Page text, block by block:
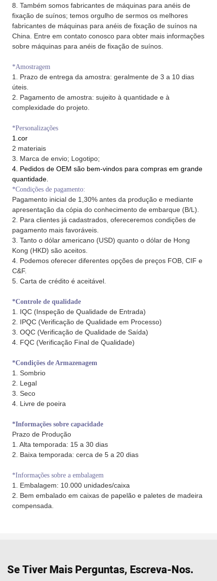
8. Também somos fabricantes de máquinas para anéis de
fixação de suínos; temos orgulho de sermos os melhores
fabricantes de máquinas para anéis de fixação de suínos na
China. Entre em contato conosco para obter mais informações
sobre máquinas para anéis de fixação de suínos.
*Amostragem
1. Prazo de entrega da amostra: geralmente de 3 a 10 dias
úteis.
2. Pagamento de amostra: sujeito à quantidade e à
complexidade do projeto.
*Personalizações
1.cor
2 materiais
3. Marca de envio; Logotipo;
4. Pedidos de OEM são bem-vindos para compras em grande
quantidade.
*Condições de pagamento:
Pagamento inicial de 1,30% antes da produção e mediante
apresentação da cópia do conhecimento de embarque (B/L).
2. Para clientes já cadastrados, ofereceremos condições de
pagamento mais favoráveis.
3. Tanto o dólar americano (USD) quanto o dólar de Hong
Kong (HKD) são aceitos.
4. Podemos oferecer diferentes opções de preços FOB, CIF e
C&F.
5. Carta de crédito é aceitável.
*Controle de qualidade
1. IQC (Inspeção de Qualidade de Entrada)
2. IPQC (Verificação de Qualidade em Processo)
3. OQC (Verificação de Qualidade de Saída)
4. FQC (Verificação Final de Qualidade)
*Condições de Armazenagem
1. Sombrio
2. Legal
3. Seco
4. Livre de poeira
*Informações sobre capacidade
Prazo de Produção
1. Alta temporada: 15 a 30 dias
2. Baixa temporada: cerca de 5 a 20 dias
*Informações sobre a embalagem
1. Embalagem: 10.000 unidades/caixa
2. Bem embalado em caixas de papelão e paletes de madeira
compensada.
Se Tiver Mais Perguntas, Escreva-Nos.